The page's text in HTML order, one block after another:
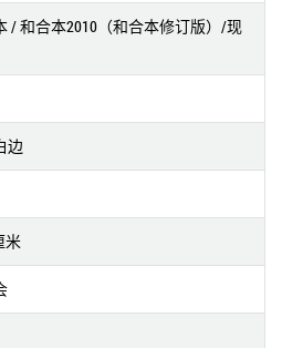
/ 和合本2010（和合本修订版）/现
边
米